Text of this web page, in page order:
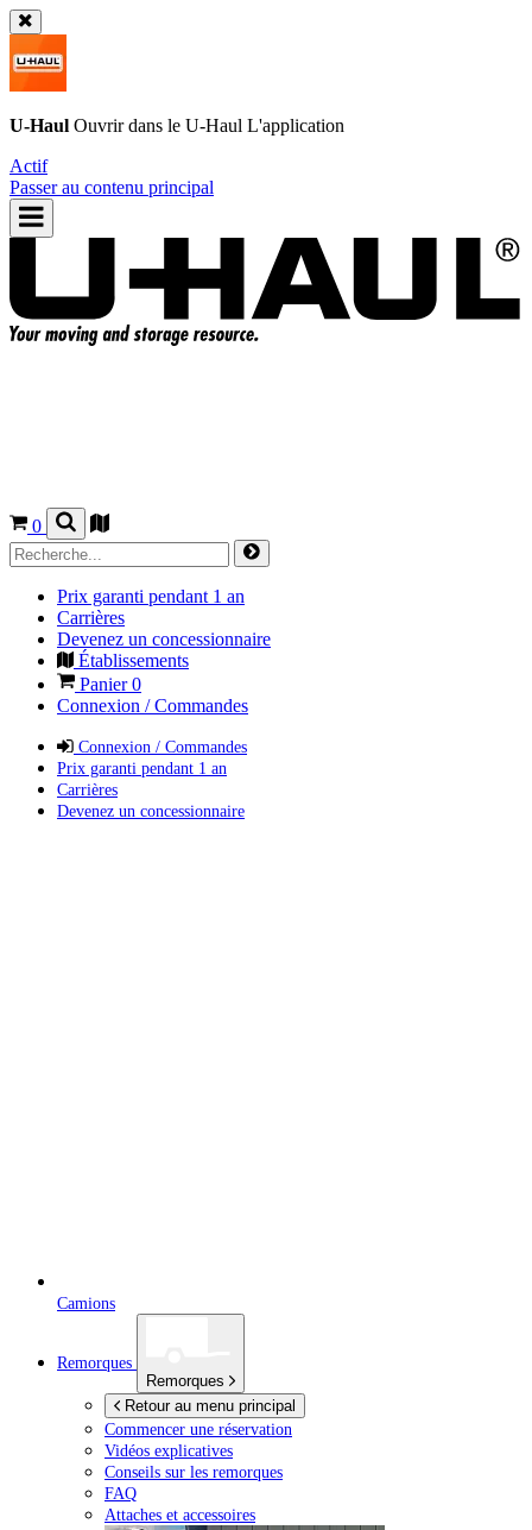
U-Haul Ouvrir dans le U-Haul L'application
Actif
Passer au contenu principal
0
Prix garanti pendant 1 an
Carrières
Devenez un concessionnaire
Établissements
Panier0
Connexion / Commandes
Connexion / Commandes
Prix garanti pendant 1 an
Carrières
Devenez un concessionnaire
Camions
Remorques
Remorques
Retour au menu principal
Commencer une réservation
Vidéos explicatives
Conseils sur les remorques
FAQ
Attaches et accessoires